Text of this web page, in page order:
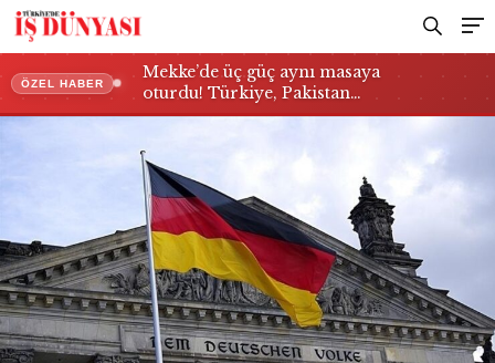
ÖZEL HABER
Mekke’de üç güç aynı masaya
oturdu! Türkiye, Pakistan…